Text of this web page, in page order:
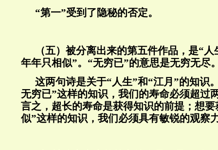
“第一”受到了隐秘的否定。
（五）被分离出来的第五件作品，是“人
年年只相似”。 “无穷已”的意思是无穷无尽
这两句诗是关于“人生”和“江月 ”的知识
无穷已”这样的知识，我们的寿命必须超过
言之，超长的寿命是获得知识的前提；想要
似”这样的知识，我们必须具有敏锐的观察